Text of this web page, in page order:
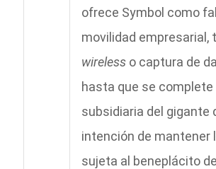
ofrece Symbol como
movilidad
wirelesso captura de
hasta que se
subsidiaria del gigante
intención de mantener
sujeta al beneplácito